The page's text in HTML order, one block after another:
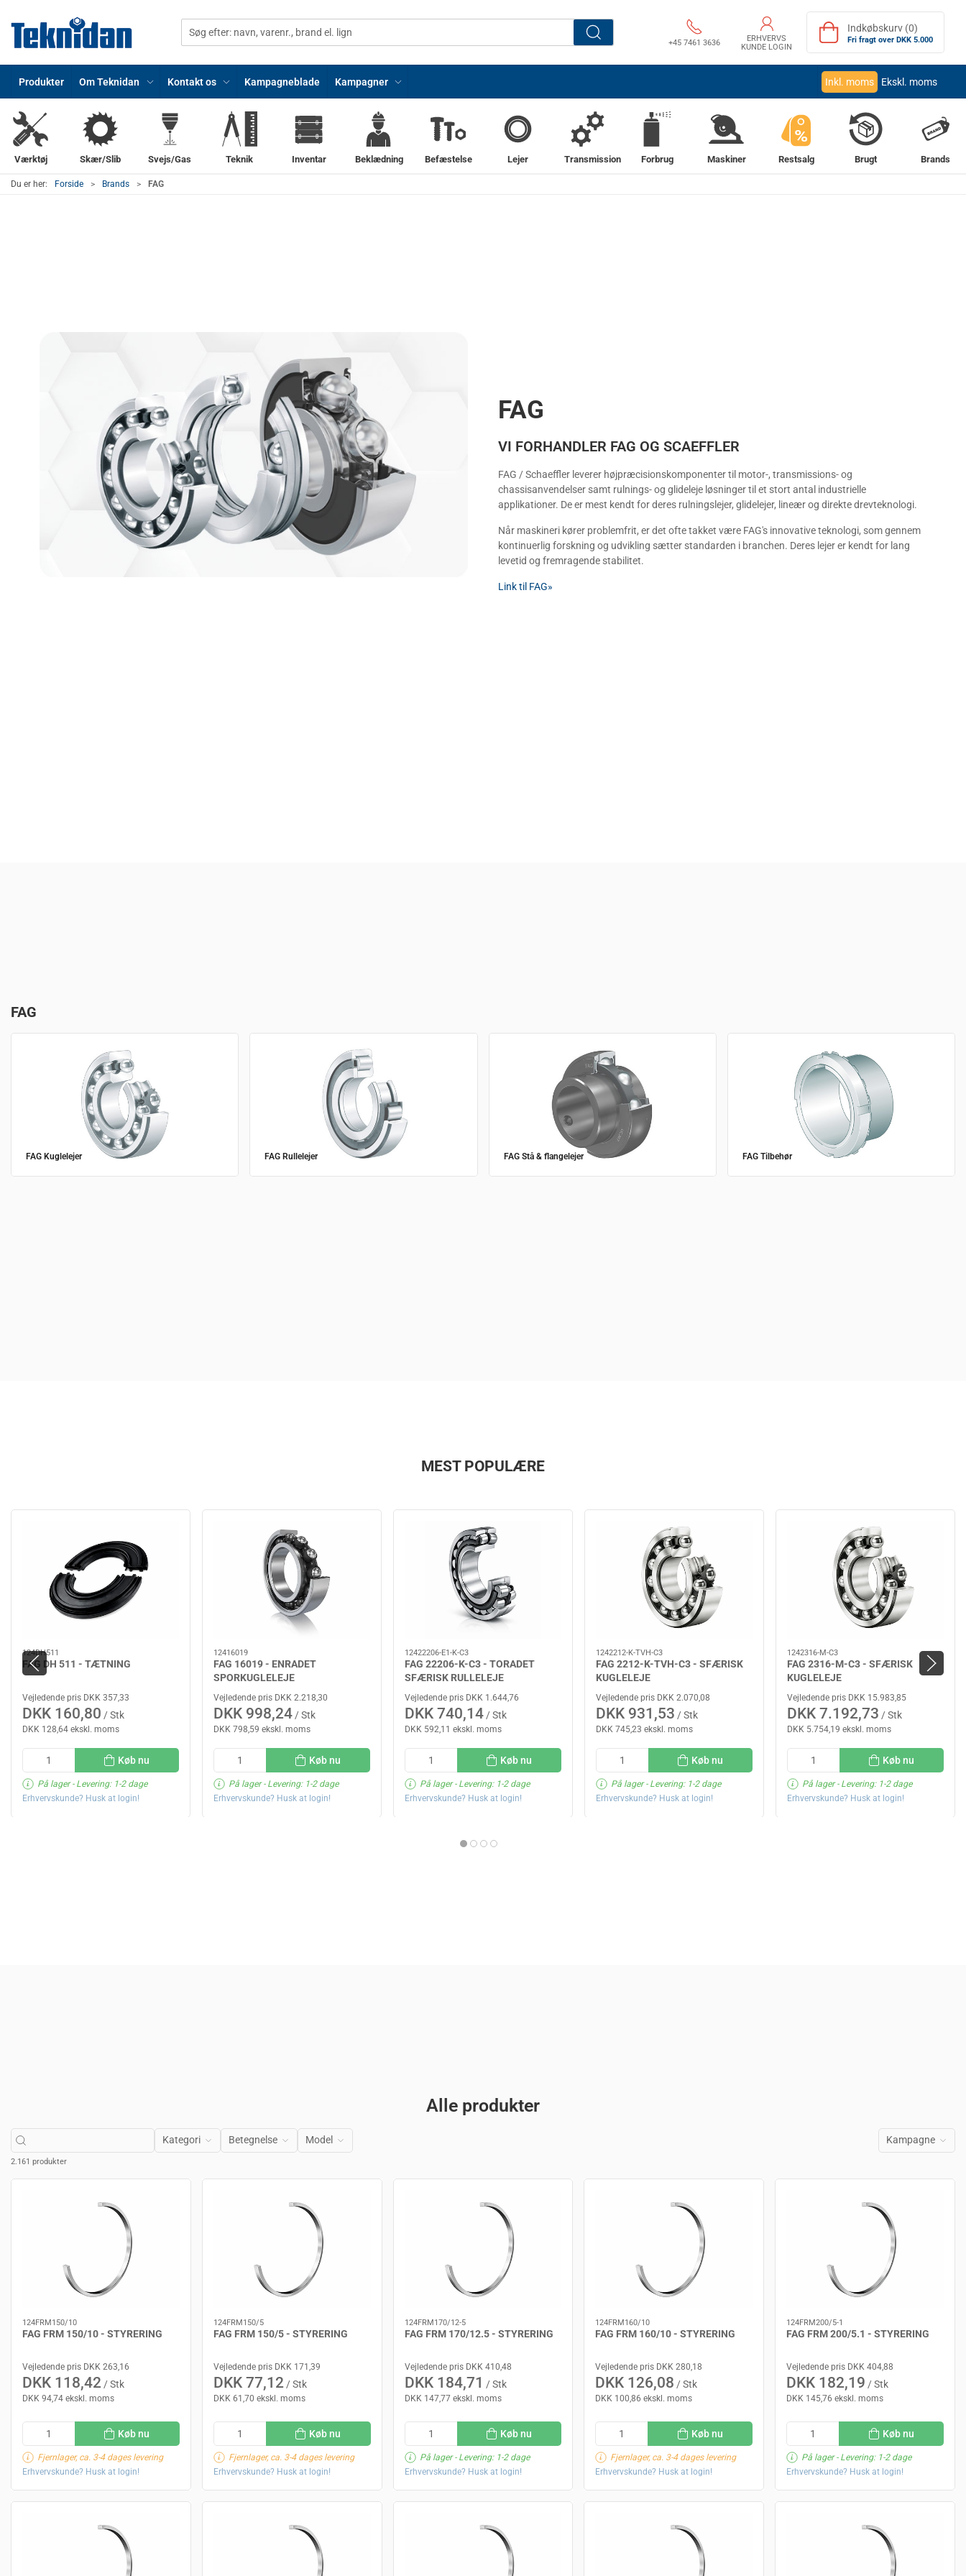
+45 7461 3636
ERHVERVS
KUNDE LOGIN
Indkøbskurv (0)
Fri fragt over DKK 5.000
Produkter Om Teknidan Kontakt os Kampagneblade Kampagner Inkl. moms Ekskl. moms
Værktøj Skær/Slib Svejs/Gas Teknik Inventar Beklædning Befæstelse Lejer Transmission Forbrug Maskiner
%
Restsalg Brugt Brands
Du er her: Forside Brands FAG
FAG
VI FORHANDLER FAG OG SCAEFFLER
FAG / Schaeffler leverer højpræcisionskomponenter til motor-, transmissions- og
chassisanvendelser samt rulnings- og glideleje løsninger til et stort antal industrielle
applikationer. De er mest kendt for deres rulningslejer, glidelejer, lineær og direkte drevteknologi.
Når maskineri kører problemfrit, er det ofte takket være FAG's innovative teknologi, som gennem
kontinuerlig forskning og udvikling sætter standarden i branchen. Deres lejer er kendt for lang
levetid og fremragende stabilitet.
Link til FAG»
FAG
FAG Kuglelejer FAG Rullelejer FAG Stå & flangelejer FAG Tilbehør
MEST POPULÆRE
124DH511
FAG DH 511 - TÆTNING
Vejledende pris DKK 357,33
DKK 160,80 / Stk
DKK 128,64 ekskl. moms
Køb nu
På lager- Levering: 1-2 dage
Erhvervskunde? Husk at login!
12416019
FAG 16019 - ENRADET
SPORKUGLELEJE
Vejledende pris DKK 2.218,30
DKK 998,24 / Stk
DKK 798,59 ekskl. moms
Køb nu
På lager- Levering: 1-2 dage
Erhvervskunde? Husk at login!
12422206-E1-K-C3
FAG 22206-K-C3 - TORADET
SFÆRISK RULLELEJE
Vejledende pris DKK 1.644,76
DKK 740,14 / Stk
DKK 592,11 ekskl. moms
Køb nu
På lager- Levering: 1-2 dage
Erhvervskunde? Husk at login!
1242212-K-TVH-C3
FAG 2212-K-TVH-C3 - SFÆRISK
KUGLELEJE
Vejledende pris DKK 2.070,08
DKK 931,53 / Stk
DKK 745,23 ekskl. moms
Køb nu
På lager- Levering: 1-2 dage
Erhvervskunde? Husk at login!
1242316-M-C3
FAG 2316-M-C3 - SFÆRISK
KUGLELEJE
Vejledende pris DKK 15.983,85
DKK 7.192,73 / Stk
DKK 5.754,19 ekskl. moms
Køb nu
På lager- Levering: 1-2 dage
Erhvervskunde? Husk at login!
Alle produkter
Kategori Betegnelse Model Kampagne
2.161 produkter
124FRM150/10
FAG FRM 150/10 - STYRERING
Vejledende pris DKK 263,16
DKK 118,42 / Stk
DKK 94,74 ekskl. moms
Køb nu
Fjernlager, ca. 3-4 dages levering
Erhvervskunde? Husk at login!
124FRM150/5
FAG FRM 150/5 - STYRERING
Vejledende pris DKK 171,39
DKK 77,12 / Stk
DKK 61,70 ekskl. moms
Køb nu
Fjernlager, ca. 3-4 dages levering
Erhvervskunde? Husk at login!
124FRM170/12-5
FAG FRM 170/12.5 - STYRERING
Vejledende pris DKK 410,48
DKK 184,71 / Stk
DKK 147,77 ekskl. moms
Køb nu
På lager- Levering: 1-2 dage
Erhvervskunde? Husk at login!
124FRM160/10
FAG FRM 160/10 - STYRERING
Vejledende pris DKK 280,18
DKK 126,08 / Stk
DKK 100,86 ekskl. moms
Køb nu
Fjernlager, ca. 3-4 dages levering
Erhvervskunde? Husk at login!
124FRM200/5-1
FAG FRM 200/5.1 - STYRERING
Vejledende pris DKK 404,88
DKK 182,19 / Stk
DKK 145,76 ekskl. moms
Køb nu
På lager- Levering: 1-2 dage
Erhvervskunde? Husk at login!